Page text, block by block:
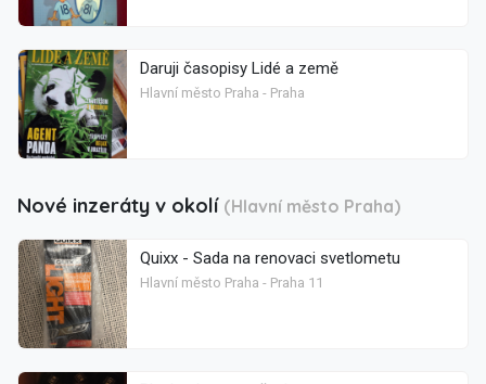
Daruji časopisy Lidé a země
Hlavní město Praha - Praha
Nové inzeráty v okolí (Hlavní město Praha)
Quixx - Sada na renovaci svetlometu
Hlavní město Praha - Praha 11